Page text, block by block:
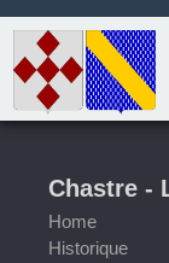
Chastre -
Home
Historique